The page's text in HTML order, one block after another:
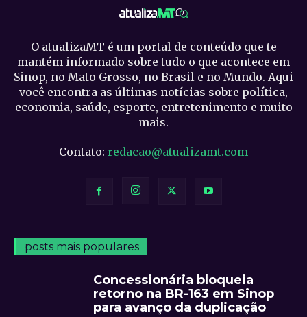
O atualizaMT é um portal de conteúdo que te
mantém informado sobre tudo o que acontece em
Sinop, no Mato Grosso, no Brasil e no Mundo. Aqui
você encontra as últimas notícias sobre política,
economia, saúde, esporte, entretenimento e muito
mais.
Contato: redacao@atualizamt.com
posts mais populares
Concessionária bloqueia
retorno na BR-163 em Sinop
para avanço da duplicação